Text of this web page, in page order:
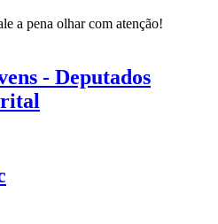
a pena olhar com atenção!
- Deputados